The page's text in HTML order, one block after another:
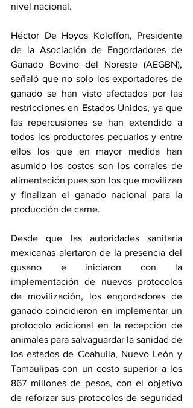
nivel nacional.
Héctor De Hoyos Koloffon, Presidente
de la Asociación de Engordadores de
Ganado Bovino del Noreste (AEGBN),
señaló que no solo los exportadores de
ganado se han visto afectados por las
restricciones en Estados Unidos, ya que
las repercusiones se han extendido a
todos los productores pecuarios y entre
ellos los que en mayor medida han
asumido los costos son los corrales de
alimentación pues son los que movilizan
y finalizan el ganado nacional para la
producción de carne.
Desde que las autoridades sanitaria
mexicanas alertaron de la presencia del
gusano e iniciaron con la
implementación de nuevos protocolos
de movilización, los engordadores de
ganado coincidieron en implementar un
protocolo adicional en la recepción de
animales para salvaguardar la sanidad de
los estados de Coahuila, Nuevo León y
Tamaulipas con un costo superior a los
867 millones de pesos, con el objetivo
de reforzar sus protocolos de seguridad